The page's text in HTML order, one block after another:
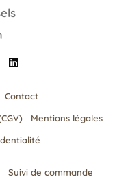
Contact
Mentions légales
Suivi de commande